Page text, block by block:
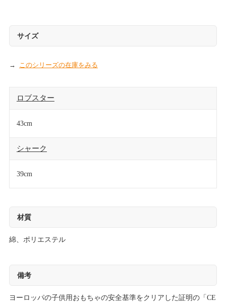
サイズ
このシリーズの在庫をみる
ロブスター
43cm
シャーク
39cm
材質
綿、ポリエステル
備考
ヨーロッパの子供用おもちゃの安全基準をクリアした証明の「CE